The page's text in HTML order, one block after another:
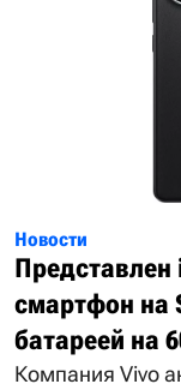
Новости
Представлен
смартфон на
батареей на
Компания Vivo